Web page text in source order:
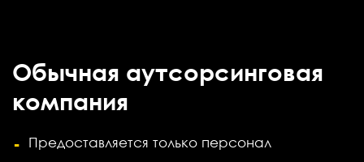
Обычная аутсорсинговая
компания
Предоставляется только персонал